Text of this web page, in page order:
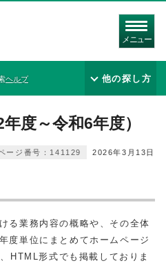
メニュー
ヘルプ 他の探し方
度～令和6年度）
2026年3月13日
ージ番号：141129
る業務内容の概略や、その全体
度単位にまとめてホームページ
HTML形式でも掲載しておりま